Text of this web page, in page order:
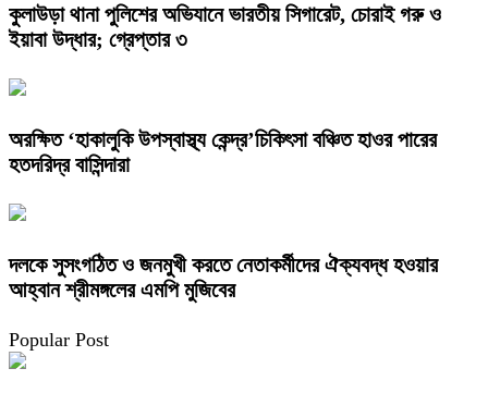
কুলাউড়া থানা পুলিশের অভিযানে ভারতীয় সিগারেট, চোরাই গরু ও
ইয়াবা উদ্ধার; গ্রেপ্তার ৩
অরক্ষিত ‘হাকালুকি উপস্বাস্থ্য কেন্দ্র’চিকিৎসা বঞ্চিত হাওর পারের
হতদরিদ্র বাসিন্দারা
দলকে সুসংগঠিত ও জনমুখী করতে নেতাকর্মীদের ঐক্যবদ্ধ হওয়ার
আহ্বান শ্রীমঙ্গলের এমপি মুজিবের
Popular Post